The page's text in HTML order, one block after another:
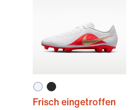
Frisch eingetroffen